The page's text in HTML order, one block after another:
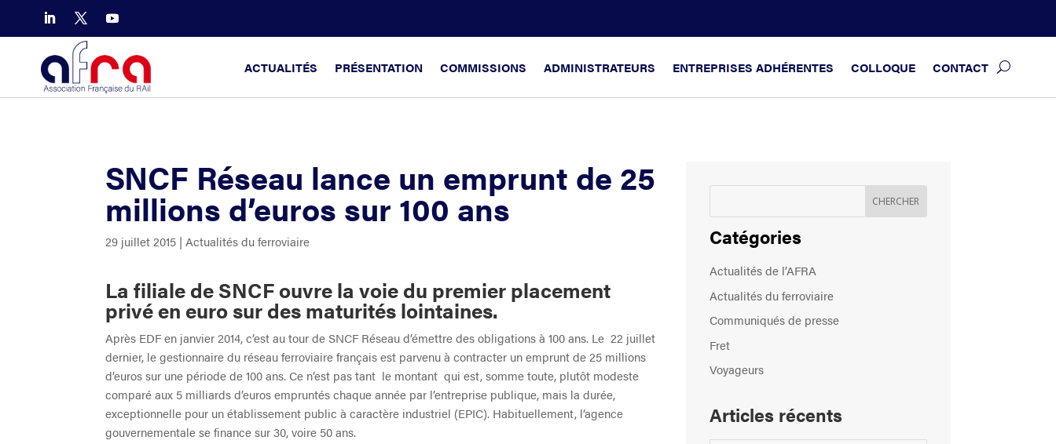
ACTUALITÉS PRÉSENTATION COMMISSIONS ADMINISTRATEURS ENTREPRISES ADHÉRENTES COLLOQUE CONTACT
SNCF Réseau lance un emprunt de 25
millions d’euros sur 100 ans
29 juillet 2015 | Actualités du ferroviaire
La filiale de SNCF ouvre la voie du premier placement
privé en euro sur des maturités lointaines.
Après EDF en janvier 2014, c’est au tour de SNCF Réseau d’émettre des obligations à 100 ans. Le 22 juillet
dernier, le gestionnaire du réseau ferroviaire français est parvenu à contracter un emprunt de 25 millions
d’euros sur une période de 100 ans. Ce n’est pas tant le montant qui est, somme toute, plutôt modeste
comparé aux 5 milliards d’euros empruntés chaque année par l’entreprise publique, mais la durée,
exceptionnelle pour un établissement public à caractère industriel (EPIC). Habituellement, l’agence
gouvernementale se finance sur 30, voire 50 ans.
Catégories
Actualités de l’AFRA
Actualités du ferroviaire
Communiqués de presse
Fret
Voyageurs
Articles récents